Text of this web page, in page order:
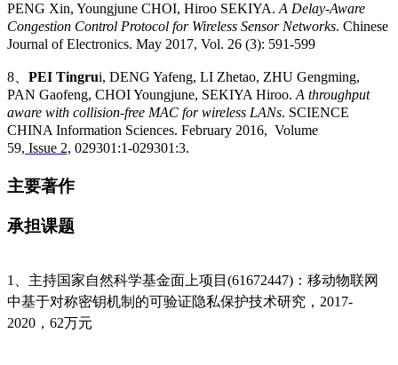
PENG Xin, Youngjune CHOI, Hiroo SEKIYA. A Delay-Aware
Congestion Control Protocol for Wireless Sensor Networks. Chinese
Journal of Electronics. May 2017, Vol. 26 (3): 591-599
8、 PEI Tingrui, DENG Yafeng, LI Zhetao, ZHU Gengming,
PAN Gaofeng, CHOI Youngjune, SEKIYA Hiroo. A throughput
aware with collision-free MAC for wireless LANs. SCIENCE
CHINA Information Sciences. February 2016, Volume
59, Issue 2, 029301:1-029301:3.
主要著作
承担课题
1、主持国家自然科学基金面上项目 (61672447) ：移动物联网
中基于对称密钥机制的可验证隐私保护技术研究， 2017-
2020 ， 62万元